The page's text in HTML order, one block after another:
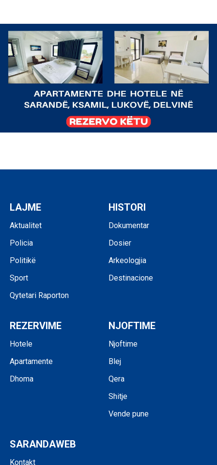
LAJME
Aktualitet
Policia
Politikë
Sport
Qytetari Raporton
HISTORI
Dokumentar
Dosier
Arkeologjia
Destinacione
REZERVIME
Hotele
Apartamente
Dhoma
NJOFTIME
Njoftime
Blej
Qera
Shitje
Vende pune
SARANDAWEB
Kontakt